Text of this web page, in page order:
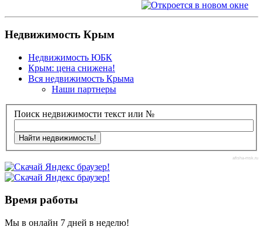
Недвижимость Крым
Недвижимость ЮБК
Крым: цена снижена!
Вся недвижимость Крыма
Наши партнеры
Поиск недвижимости текст или №
afisha-msk.ru
Время работы
Мы в онлайн 7 дней в неделю!